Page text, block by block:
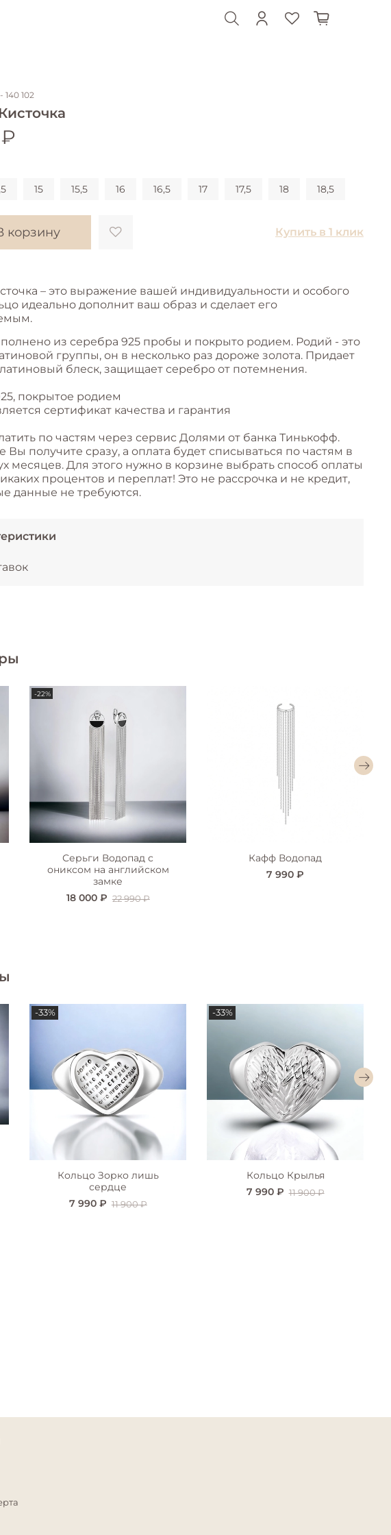
140 102
15 15,5 16 16,5 17 17,5 18 18,5
корзину Купить в 1 клик
– это выражение вашей индивидуальности и особого
идеально дополнит ваш образ и сделает его
из серебра 925 пробы и покрыто родием. Родий - это
группы, он в несколько раз дороже золота. Придает
блеск, защищает серебро от потемнения.
покрытое родием
сертификат качества и гарантия
по частям через сервис Долями от банка Тинькофф.
Вы получите сразу, а оплата будет списываться по частям в
месяцев. Для этого нужно в корзине выбрать способ оплаты
процентов и переплат! Это не рассрочка и не кредит,
данные не требуются.
-22%
Серьги Водопад с
ониксом на английском
замке
18 000 ₽ 22 990 ₽
Кафф Водопад
7 990 ₽
-33%
Кольцо Зорко лишь
сердце
7 990 ₽ 11 900 ₽
-33%
Кольцо Крылья
7 990 ₽ 11 900 ₽